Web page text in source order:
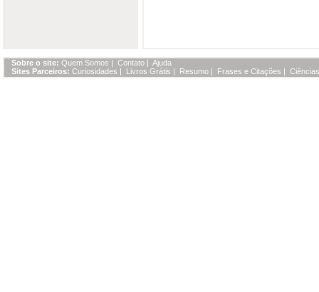
Sobre o site: Quem Somos | Contato | Ajuda
Sites Parceiros: Curiosidades | Livros Grátis | Resumo | Frases e Citações |